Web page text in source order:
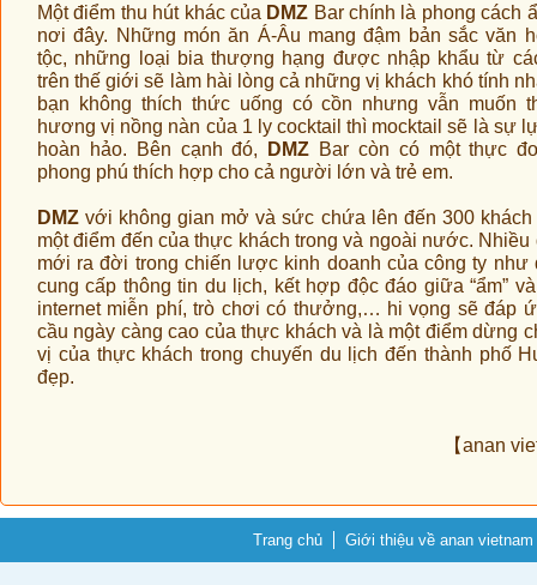
Một điểm thu hút khác của DMZ Bar chính là phong cách
nơi đây. Những món ăn Á-Âu mang đậm bản sắc văn
tộc, những loại bia thượng hạng được nhập khẩu từ
trên thế giới sẽ làm hài lòng cả những vị khách khó tính
bạn không thích thức uống có cồn nhưng vẫn muốn
hương vị nồng nàn của 1 ly cocktail thì mocktail sẽ là sự
hoàn hảo. Bên cạnh đó, DMZ Bar còn có một thực
phong phú thích hợp cho cả người lớn và trẻ em.
DMZ với không gian mở và sức chứa lên đến 300 khách
một điểm đến của thực khách trong và ngoài nước. Nhiều
mới ra đời trong chiến lược kinh doanh của công ty như
cung cấp thông tin du lịch, kết hợp độc đáo giữa “ẩm” và
internet miễn phí, trò chơi có thưởng,… hi vọng sẽ đáp
cầu ngày càng cao của thực khách và là một điểm dừng
vị của thực khách trong chuyến du lịch đến thành phố
đẹp.
【anan
Trang chủ Giới thiệu về anan vietnam